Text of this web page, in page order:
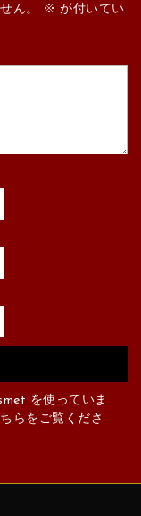
ん。 ※ が付いてい
を使っていま
らをご覧くださ